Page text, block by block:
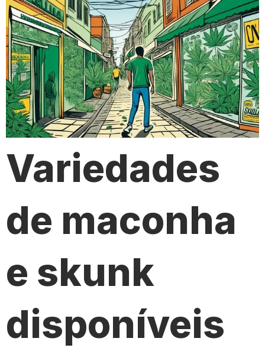
Variedades
de maconha
e skunk
disponíveis